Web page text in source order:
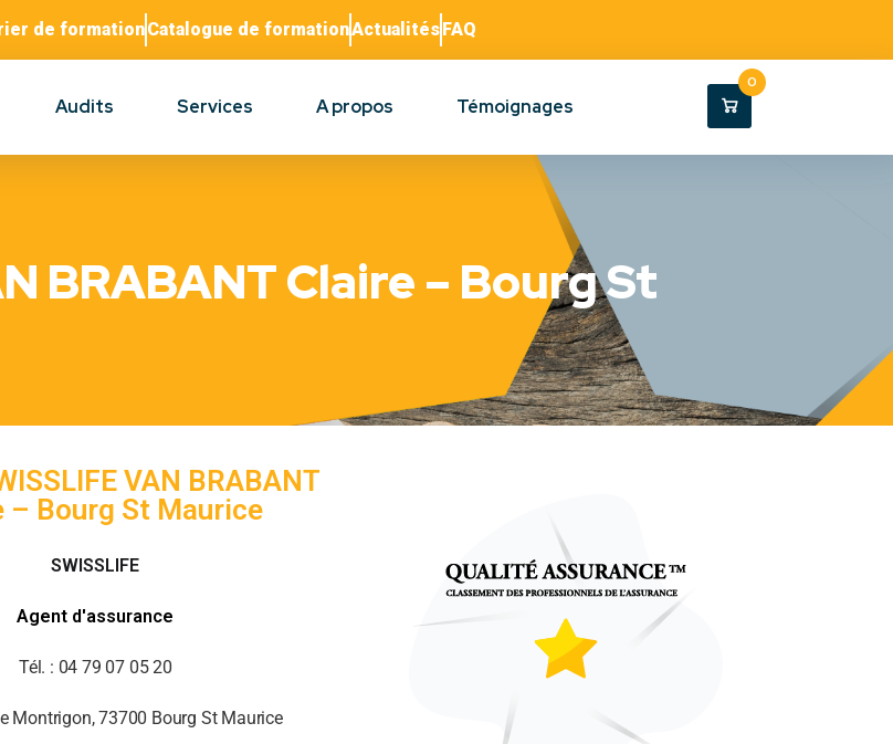
de formationCatalogue de formationActualitésFAQ
Audits Services A propos Témoignages
0
BRABANT Claire – Bourg St
VAN BRABANT
– Bourg St Maurice
SWISSLIFE
Agent d'assurance
Tél. : 04 79 07 05 20
Montrigon, 73700 Bourg St Maurice